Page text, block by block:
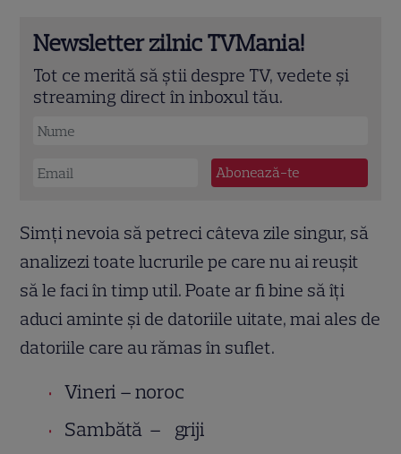
Newsletter zilnic TVMania!
Tot ce merită să știi despre TV, vedete și
streaming direct în inboxul tău.
Simţi nevoia să petreci câteva zile singur, să
analizezi toate lucrurile pe care nu ai reuşit
să le faci în timp util. Poate ar fi bine să îți
aduci aminte și de datoriile uitate, mai ales de
datoriile care au rămas în suflet.
Vineri – noroc
Sambătă – griji